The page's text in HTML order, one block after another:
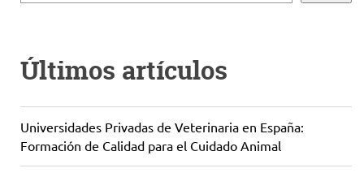
Últimos artículos
Universidades Privadas de Veterinaria en España:
Formación de Calidad para el Cuidado Animal